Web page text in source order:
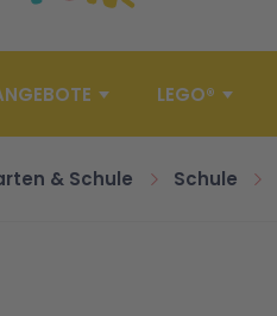
LEGO®
& Schule Schule